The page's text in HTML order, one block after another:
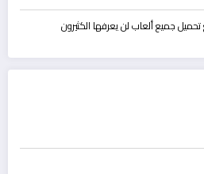
جميع ألعاب لن يعرفها الكثيرون